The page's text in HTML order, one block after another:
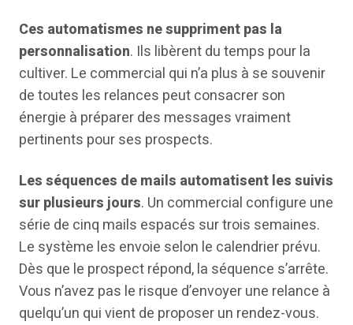
Ces automatismes ne suppriment pas la
personnalisation. Ils libèrent du temps pour la
cultiver. Le commercial qui n’a plus à se souvenir
de toutes les relances peut consacrer son
énergie à préparer des messages vraiment
pertinents pour ses prospects.
Les séquences de mails automatisent les suivis
sur plusieurs jours. Un commercial configure une
série de cinq mails espacés sur trois semaines.
Le système les envoie selon le calendrier prévu.
Dès que le prospect répond, la séquence s’arrête.
Vous n’avez pas le risque d’envoyer une relance à
quelqu’un qui vient de proposer un rendez-vous.